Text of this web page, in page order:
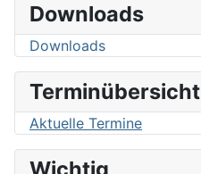
Downloads
Downloads
Terminübersicht
Aktuelle Termine